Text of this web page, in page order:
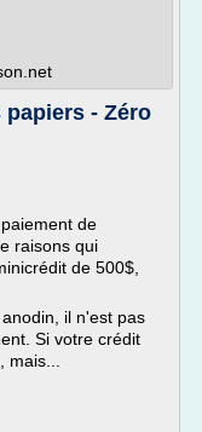
papiers - Zéro
de
raisons qui
de 500$,
il n'est pas
Si votre crédit